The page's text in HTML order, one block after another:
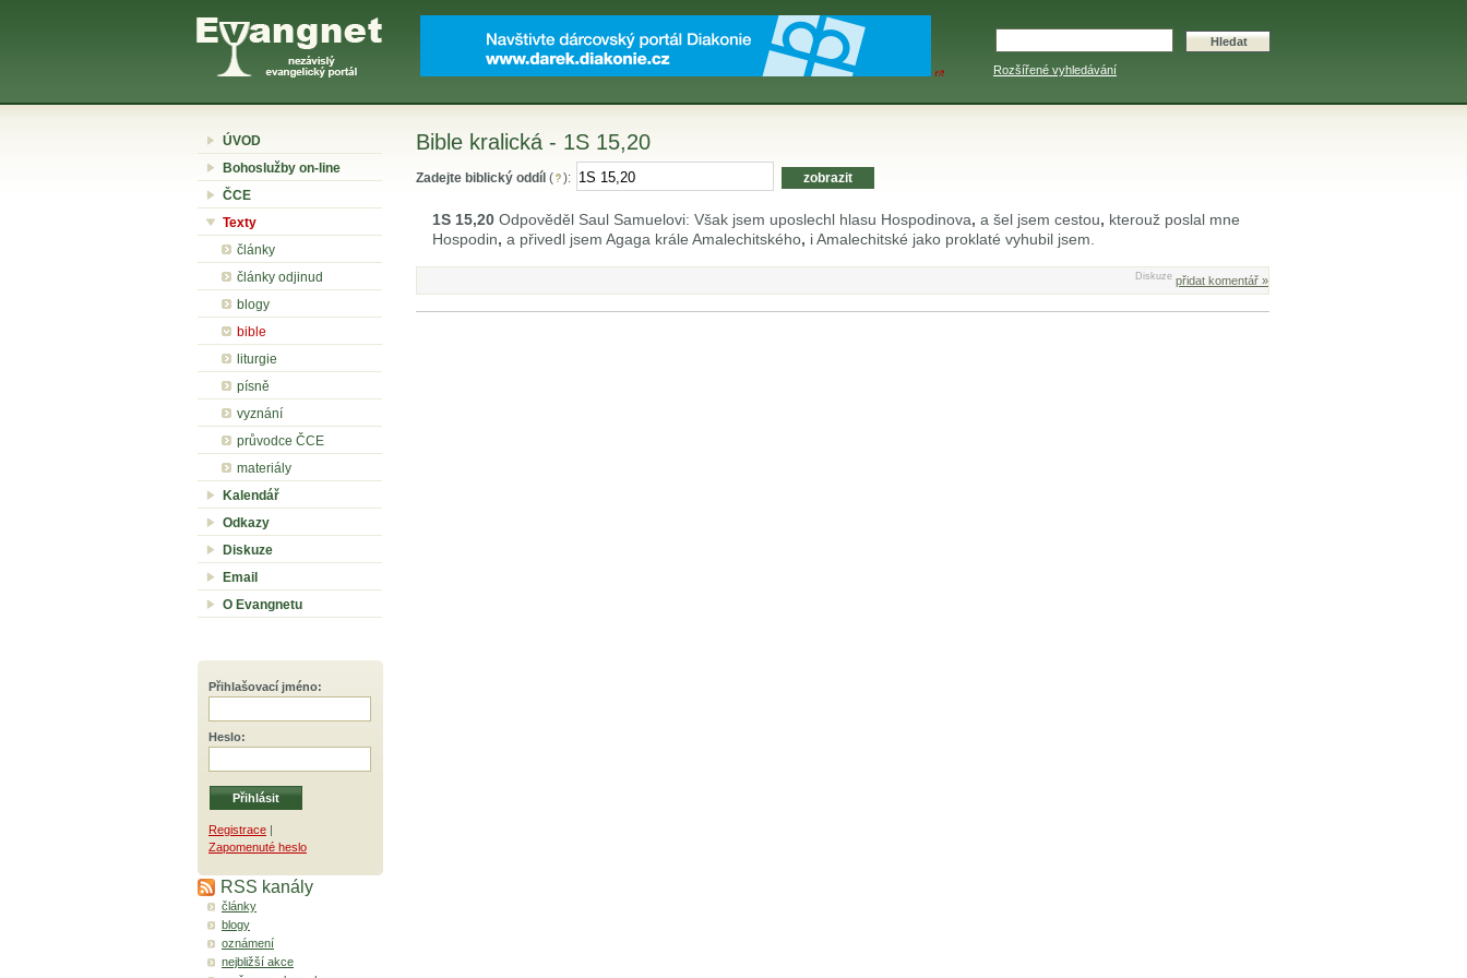
Rozšířené vyhledávání
ÚVOD
Bohoslužby on-line
ČCE
Texty
články
články odjinud
blogy
bible
liturgie
písně
vyznání
průvodce ČCE
materiály
Kalendář
Odkazy
Diskuze
Email
O Evangnetu
Přihlašovací jméno:
Heslo:
Registrace |
Zapomenuté heslo
RSS kanály
články
blogy
oznámení
nejbližší akce
Bible kralická - 1S 15,20
Zadejte biblický oddíl ( ):
1S 15,20 Odpověděl Saul Samuelovi: Však jsem uposlechl hlasu Hospodinova, a šel jsem cestou, kterouž poslal mne
Hospodin, a přivedl jsem Agaga krále Amalechitského, i Amalechitské jako proklaté vyhubil jsem.
Diskuze přidat komentář »